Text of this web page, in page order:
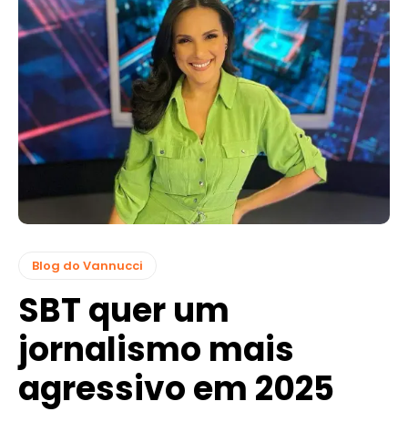
Blog do Vannucci
SBT quer um
jornalismo mais
agressivo em 2025